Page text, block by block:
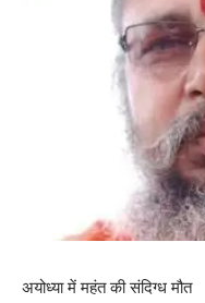
अयोध्या में महंत की संदिग्ध मौत